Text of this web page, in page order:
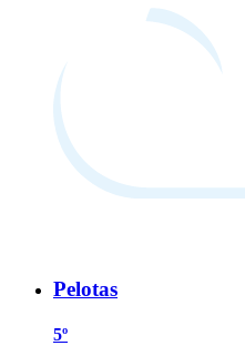
Pelotas
5º